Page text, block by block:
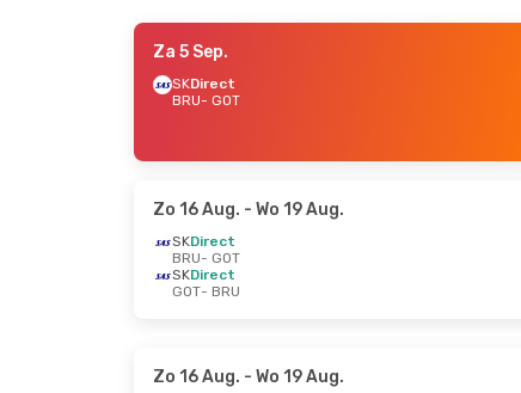
Za 5 Sep.
SKDirect
BRU- GOT
Zo 16 Aug. - Wo 19 Aug.
SKDirect
BRU- GOT
SKDirect
GOT- BRU
Zo 16 Aug. - Wo 19 Aug.